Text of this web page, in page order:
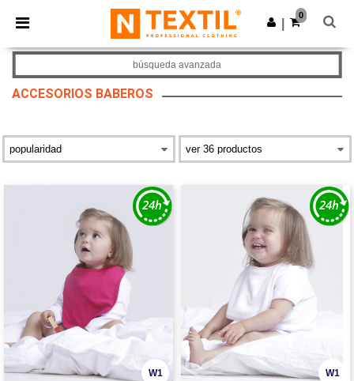
× App de Ntextil
¡Mejores precios en app!
Descargar app
0
ACCESORIOS BABEROS
búsqueda avanzada
W1 W1